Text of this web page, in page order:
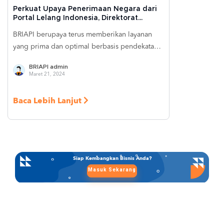
Perkuat Upaya Penerimaan Negara dari
Portal Lelang Indonesia, Direktorat
Layanan BRIVA WS dan BRIVA Push
Notification dari BRIAPI
BRIAPI berupaya terus memberikan layanan
yang prima dan optimal berbasis pendekatan
terus membuka kolaborasi dengan banyak
dari 124 layanan API yang digunakan oleh
lebih dari 700 mitra, dengan berbagai
BUMN, dan lain-lain. Kolaborasi ini diharapkan
dapat membantu pelanggan dalam
mempermudah dan memperluas jaringan
BRIAPI admin
Maret 21, 2024
Baca Lebih Lanjut
Siap Kembangkan Bisnis Anda?
Masuk Sekarang